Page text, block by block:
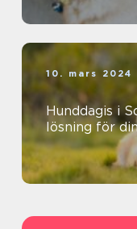
10. mars 2024
Hunddagis i
lösning för